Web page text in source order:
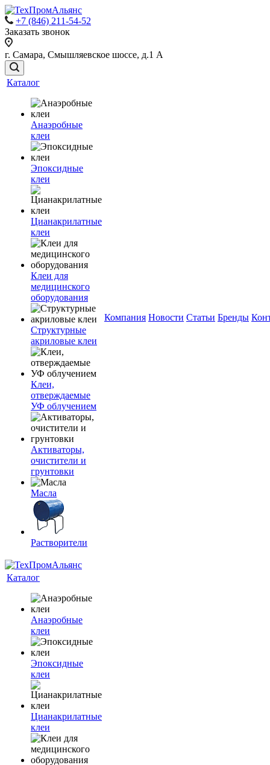
+7 (846) 211-54-52
Заказать звонок
г. Самара, Смышляевское шоссе, д.1 А
Каталог
Анаэробные
клеи
Эпоксидные
клеи
Цианакрилатные
клеи
Клеи для
медицинского
оборудования
Структурные
акриловые клеи
Клеи,
отверждаемые
УФ облучением
Активаторы,
очистители и
грунтовки
Масла
Растворители
Компания Новости Статьи Бренды
Каталог
Анаэробные
клеи
Эпоксидные
клеи
Цианакрилатные
клеи